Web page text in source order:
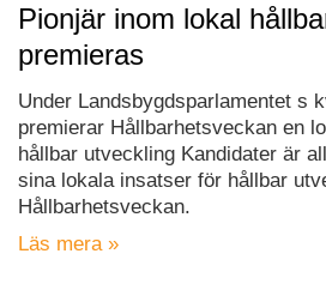
Pionjär inom lokal
premieras
Under Landsbygdsparlamentet s
premierar Hållbarhetsveckan en
hållbar utveckling Kandidater är
sina lokala insatser för hållbar
Hållbarhetsveckan.
Läs mera »